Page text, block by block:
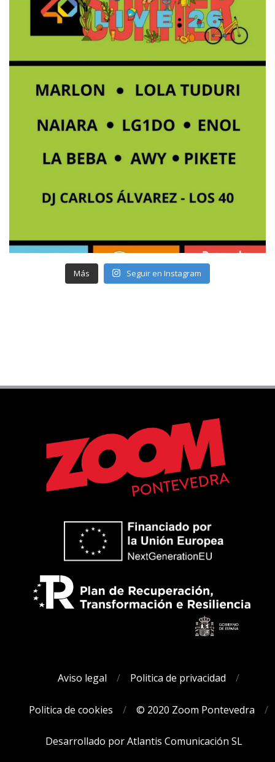
Más Seguir en Instagram
Aviso legal Politica de privacidad
Politica de cookies © 2020 Zoom Pontevedra
Desarrollado por Atlantis Comunicación SL